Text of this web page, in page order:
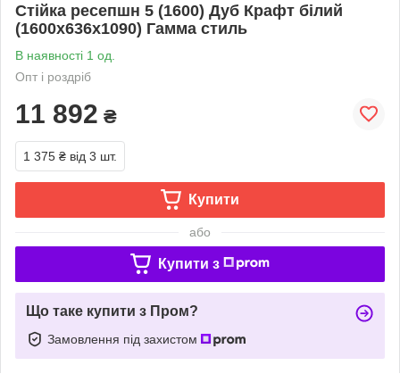
Стійка ресепшн 5 (1600) Дуб Крафт білий
(1600x636x1090) Гамма стиль
В наявності 1 од.
Опт і роздріб
11 892 ₴
1 375 ₴ від 3 шт.
Купити
або
Купити з
Що таке купити з Пром?
Замовлення під захистом